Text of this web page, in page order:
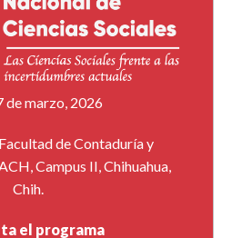
de marzo, 2026
de Contaduría y
Campus II, Chihuahua,
Chih.
el programa